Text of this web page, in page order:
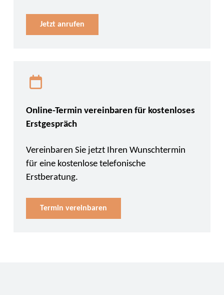
Jetzt anrufen
Online-Termin vereinbaren für kostenloses
Erstgespräch
Vereinbaren Sie jetzt Ihren Wunschtermin
für eine kostenlose telefonische
Erstberatung.
Termin vereinbaren